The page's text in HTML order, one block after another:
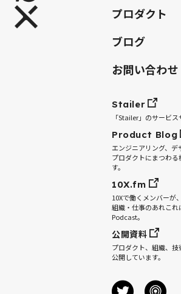
プロダクト
ブログ
お問い合わせ
Stailer
「Stailer」のサービス
Product Blog
エンジニアリング、
プロダクトにまつわ
す。
10X.fm
10Xで働くメンバーが
組織・仕事のあれこ
Podcast。
公開資料
プロダクト、組織、
公開しています。